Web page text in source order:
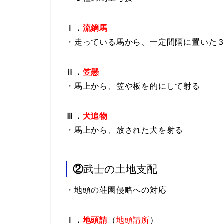
ⅰ． 流鏑馬
・走っている馬から、一定間隔に置いた
ⅱ． 笠懸
・馬上から、笠や板を的にして射る
ⅲ． 犬追物
・馬上から、放された犬を射る
②武士の土地支配
・地頭の荘園侵略への対応
ⅰ． 地頭請 （地頭請所）